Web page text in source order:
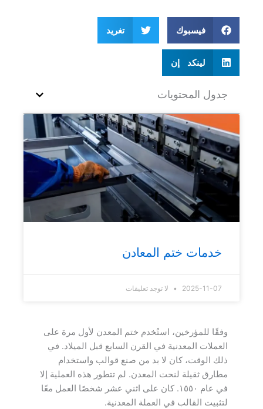
فيسبوك تغريد
لينكد إن
جدول المحتويات
خدمات ختم المعادن
2025-11-07 لا توجد تعليقات
وفقًا للمؤرخين، استُخدم ختم المعدن لأول مرة على
العملات المعدنية في القرن السابع قبل الميلاد. في
ذلك الوقت، كان لا بد من صنع قوالب واستخدام
مطارق ثقيلة لنحت المعدن. لم تتطور هذه العملية إلا
في عام ١٥٥٠. كان على اثني عشر شخصًا العمل معًا
لتثبيت القالب في العملة المعدنية.